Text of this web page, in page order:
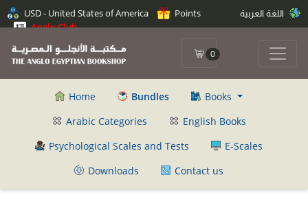
USD - United States of America
Points
Anglo Club
0
Home Bundles
Books
Arabic Categories
English Books
Psychological Scales and Tests
E-Scales
Downloads
Contact us